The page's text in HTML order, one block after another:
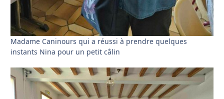
Madame Caninours qui a réussi à prendre quelques
instants Nina pour un petit câlin